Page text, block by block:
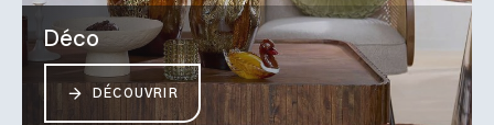
Déco
DÉCOUVRIR